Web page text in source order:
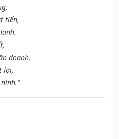
tiến,
doanh,
lợi,